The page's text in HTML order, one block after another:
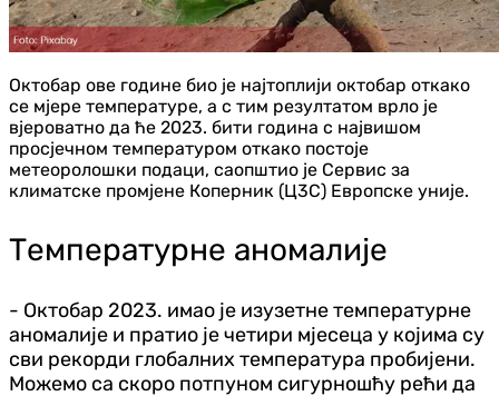
Октобар ове године био је најтоплији октобар откако
се мјере температуре, а с тим резултатом врло је
вјероватно да ће 2023. бити година с највишом
просјечном температуром откако постоје
метеоролошки подаци, саопштио је Сервис за
климатске промјене Коперник (Ц3С) Европске уније.
Температурне аномалије
- Октобар 2023. имао је изузетне температурне
аномалије и пратио је четири мјесеца у којима су
сви рекорди глобалних температура пробијени.
Можемо са скоро потпуном сигурношћу рећи да